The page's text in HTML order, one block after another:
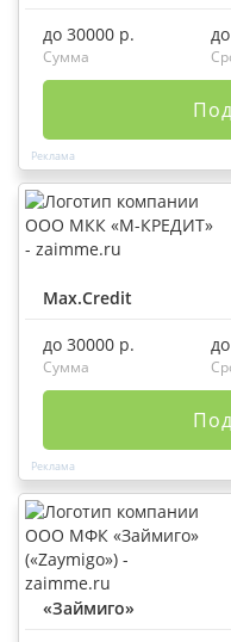
до 30000 р.
Сумма
Max.Credit
до 30000 р.
Сумма
«Займиго»